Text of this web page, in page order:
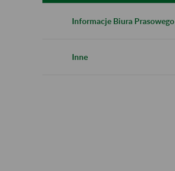
Informacje Biura Prasowego
Inne